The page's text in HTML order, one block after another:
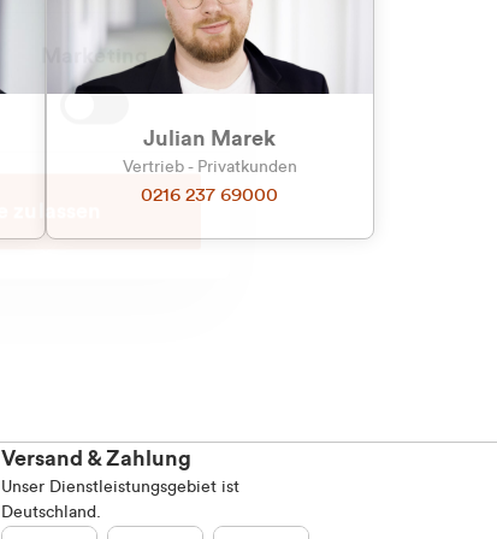
Marketing
Julian Marek
Vertrieb - Privatkunden
0216 237 69000
Versand & Zahlung
Unser Dienstleistungsgebiet ist
Deutschland.